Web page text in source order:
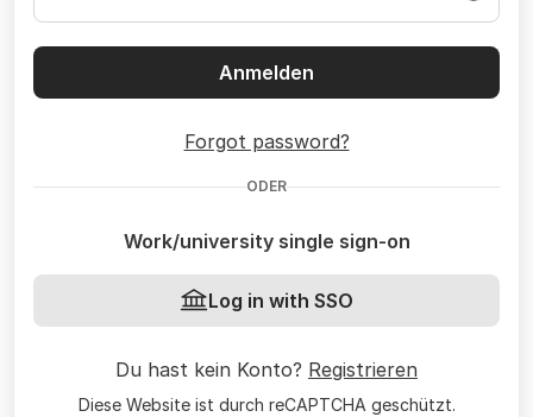
Anmelden
Forgot password?
ODER
Work/university single sign-on
Log in with SSO
Du hast kein Konto? Registrieren
Diese Website ist durch reCAPTCHA geschützt.